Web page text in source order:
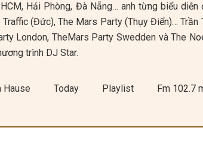
Hải Phòng, Đà Nẵng… anh từng biểu
(Đức), The Mars Party (Thụy Điển)… Trần
London, TheMars Party Swedden và The
trình DJ Star.
Hause Today Playlist Fm 102.7